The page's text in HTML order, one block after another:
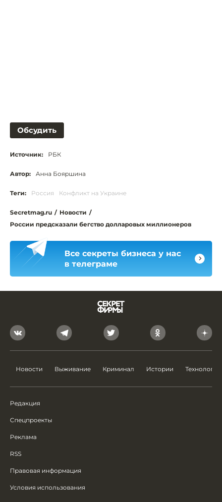
Обсудить
Источник: РБК
Автор: Анна Бояршина
Теги: Россия Конфликт на Украине
Secretmag.ru / Новости /
России предсказали бегство долларовых миллионеров
Все секреты бизнеса у нас
в телеграме
Новости Выживание Криминал Истории Технологии
Редакция
Спецпроекты
Реклама
RSS
Правовая информация
Условия использования